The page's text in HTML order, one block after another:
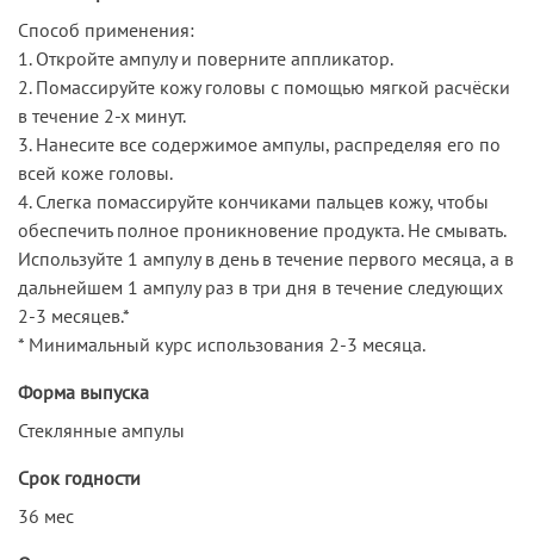
Способ применения:
1. Откройте ампулу и поверните аппликатор.
2. Помассируйте кожу головы с помощью мягкой расчёски
в течение 2-х минут.
3. Нанесите все содержимое ампулы, распределяя его по
всей коже головы.
4. Слегка помассируйте кончиками пальцев кожу, чтобы
обеспечить полное проникновение продукта. Не смывать.
Используйте 1 ампулу в день в течение первого месяца, а в
дальнейшем 1 ампулу раз в три дня в течение следующих
2-3 месяцев.*
* Минимальный курс использования 2-3 месяца.
Форма выпуска
Стеклянные ампулы
Срок годности
36 мес